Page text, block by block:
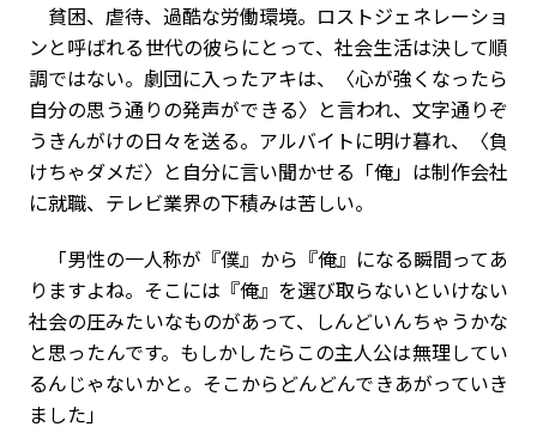
貧困、虐待、過酷な労働環境。ロストジェネレーショ
ンと呼ばれる世代の彼らにとって、社会生活は決して順
調ではない。劇団に入ったアキは、〈心が強くなったら
自分の思う通りの発声ができる〉と言われ、文字通りぞ
うきんがけの日々を送る。アルバイトに明け暮れ、〈負
けちゃダメだ〉と自分に言い聞かせる「俺」は制作会社
に就職、テレビ業界の下積みは苦しい。
「男性の一人称が『僕』から『俺』になる瞬間ってあ
りますよね。そこには『俺』を選び取らないといけない
社会の圧みたいなものがあって、しんどいんちゃうかな
と思ったんです。もしかしたらこの主人公は無理してい
るんじゃないかと。そこからどんどんできあがっていき
ました」